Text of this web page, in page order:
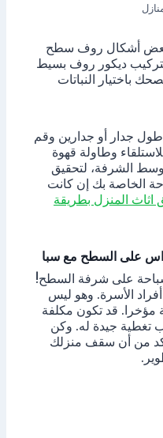
فبعض أشكال روف سطح
ديكور روف بسيط
باختيار النباتات
جدار أو جدارين وقم
وطاولة قهوة
الشرفة، لتحقيق
الخاصة بك إن كانت
اثاث المنزل بطريقة
على شرفة السطح!
الأسرة. وهو ليس
مؤخرا. قد تكون مكلفة
تغطية جيدة له. وكن
من أن سقف منزلك